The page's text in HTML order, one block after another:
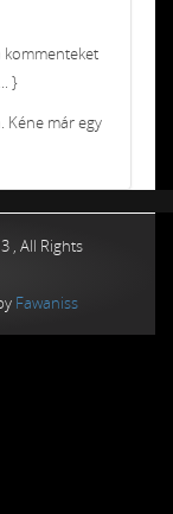
kommenteket
}
Kéne már egy
, All Rights
Fawaniss